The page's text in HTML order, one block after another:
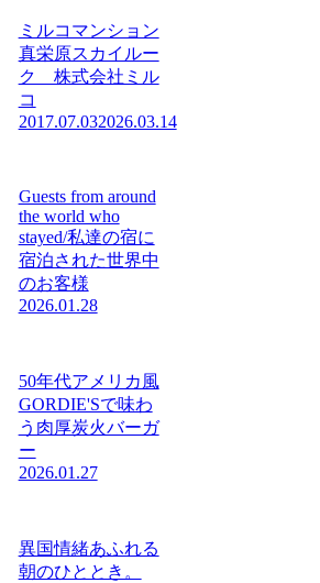
ミルコマンション
真栄原スカイルー
ク 株式会社ミル
コ
2017.07.032026.03.14
Guests from around
the world who
stayed/私達の宿に
宿泊された世界中
のお客様
2026.01.28
50年代アメリカ風
GORDIE'Sで味わ
う肉厚炭火バーガ
ー
2026.01.27
異国情緒あふれる
朝のひととき。